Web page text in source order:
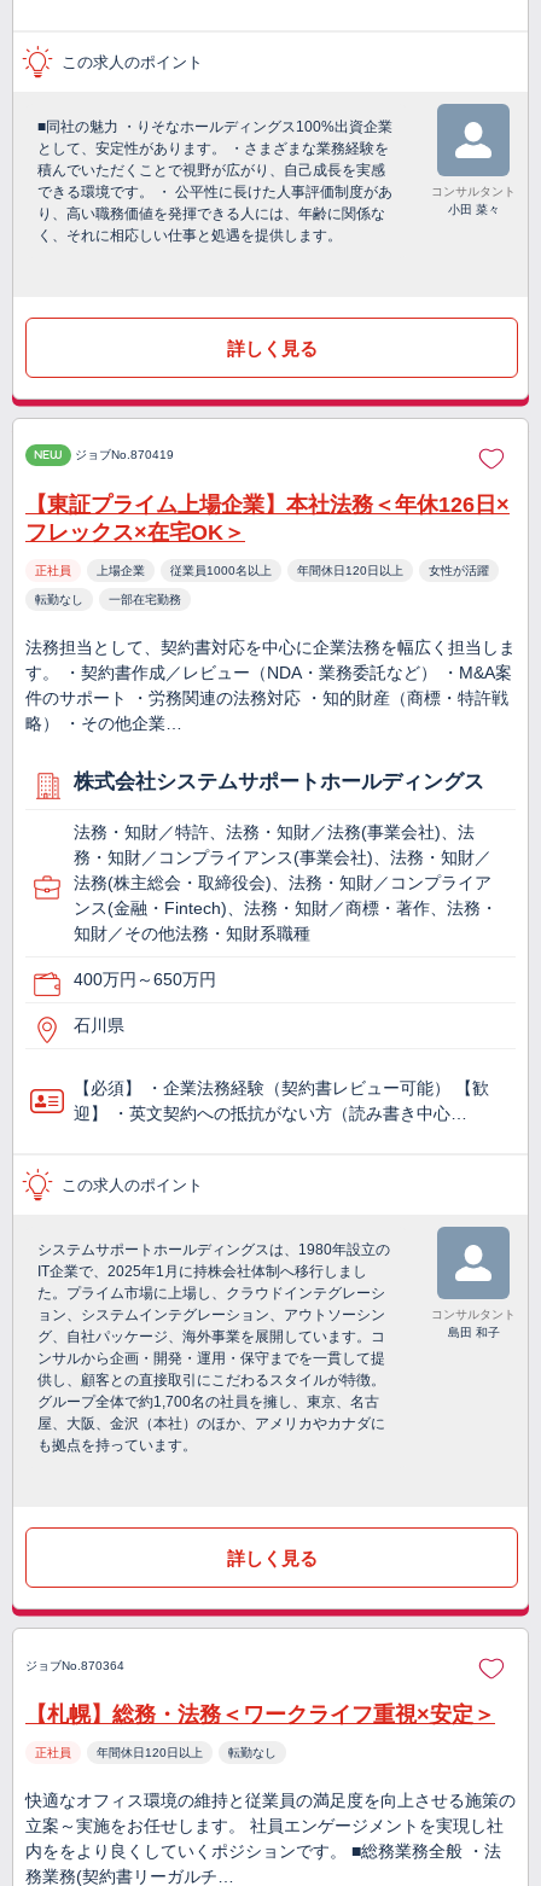
この求人のポイント
■同社の魅力 ・りそなホールディングス100%出資企業
として、安定性があります。 ・さまざまな業務経験を
積んでいただくことで視野が広がり、自己成長を実感
できる環境です。 ・ 公平性に長けた人事評価制度があ
り、高い職務価値を発揮できる人には、年齢に関係な
く、それに相応しい仕事と処遇を提供します。
コンサルタント
小田 菜々
詳しく見る
NEW ジョブNo.870419
【東証プライム上場企業】本社法務＜年休126日×
フレックス×在宅OK＞
正社員 上場企業 従業員1000名以上 年間休日120日以上 女性が活躍
転勤なし 一部在宅勤務
法務担当として、契約書対応を中心に企業法務を幅広く担当しま
す。 ・契約書作成／レビュー（NDA・業務委託など） ・M&A案
件のサポート ・労務関連の法務対応 ・知的財産（商標・特許戦
略） ・その他企業…
株式会社システムサポートホールディングス
法務・知財／特許、法務・知財／法務(事業会社)、法
務・知財／コンプライアンス(事業会社)、法務・知財／
法務(株主総会・取締役会)、法務・知財／コンプライア
ンス(金融・Fintech)、法務・知財／商標・著作、法務・
知財／その他法務・知財系職種
400万円～650万円
石川県
【必須】 ・企業法務経験（契約書レビュー可能） 【歓
迎】 ・英文契約への抵抗がない方（読み書き中心…
この求人のポイント
システムサポートホールディングスは、1980年設立の
IT企業で、2025年1月に持株会社体制へ移行しまし
た。プライム市場に上場し、クラウドインテグレーシ
ョン、システムインテグレーション、アウトソーシン
グ、自社パッケージ、海外事業を展開しています。コ
ンサルから企画・開発・運用・保守までを一貫して提
供し、顧客との直接取引にこだわるスタイルが特徴。
グループ全体で約1,700名の社員を擁し、東京、名古
屋、大阪、金沢（本社）のほか、アメリカやカナダに
も拠点を持っています。
コンサルタント
島田 和子
詳しく見る
ジョブNo.870364
【札幌】総務・法務＜ワークライフ重視×安定＞
正社員 年間休日120日以上 転勤なし
快適なオフィス環境の維持と従業員の満足度を向上させる施策の
立案～実施をお任せします。 社員エンゲージメントを実現し社
内ををより良くしていくポジションです。 ■総務業務全般 ・法
務業務(契約書リーガルチ…